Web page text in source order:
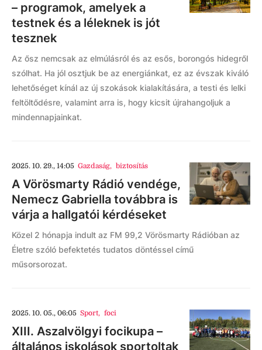
– programok, amelyek a
testnek és a léleknek is jót
tesznek
Az ősz nemcsak az elmúlásról és az esős, borongós hidegről
szólhat. Ha jól osztjuk be az energiánkat, ez az évszak kiváló
lehetőséget kínál az új szokások kialakítására, a testi és lelki
feltöltődésre, valamint arra is, hogy kicsit újrahangoljuk a
mindennapjainkat.
2025. 10. 29., 14:05 Gazdaság, biztosítás
A Vörösmarty Rádió vendége,
Nemecz Gabriella továbbra is
várja a hallgatói kérdéseket
Közel 2 hónapja indult az FM 99,2 Vörösmarty Rádióban az
Életre szóló befektetés tudatos döntéssel című
műsorsorozat.
2025. 10. 05., 06:05 Sport, foci
XIII. Aszalvölgyi focikupa –
általános iskolások sportoltak